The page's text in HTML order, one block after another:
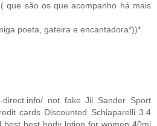
que são os que acompanho há mais
poeta, gateira e encantadora*))*
direct.info/ not fake Jil Sander Sport
cards Discounted Schiaparelli 3.4